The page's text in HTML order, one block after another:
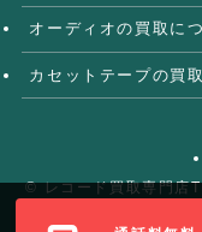
オーディオの買取に
カセットテープの買
©レコード買取専門店